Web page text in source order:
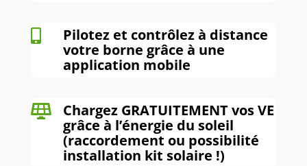

Pilotez et contrôlez à distance
votre borne grâce à une
application mobile

Chargez GRATUITEMENT vos VE
grâce à l’énergie du soleil
(raccordement ou possibilité
installation kit solaire !)